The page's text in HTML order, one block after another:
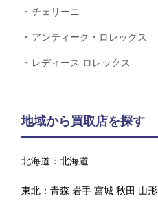
チェリーニ
アンティーク・ロレックス
レディース ロレックス
地域から買取店を探す
北海道：北海道
東北：青森 岩手 宮城 秋田 山形